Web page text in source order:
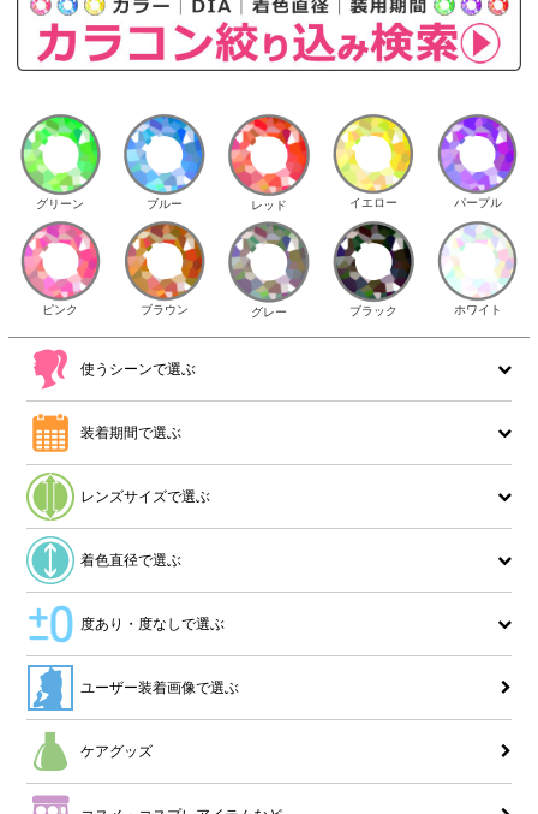
グリーン ブルー レッド イエロー パープル
ピンク ブラウン グレー ブラック ホワイト
使うシーンで選ぶ
装着期間で選ぶ
レンズサイズで選ぶ
着色直径で選ぶ
度あり・度なしで選ぶ
ユーザー装着画像で選ぶ
ケアグッズ